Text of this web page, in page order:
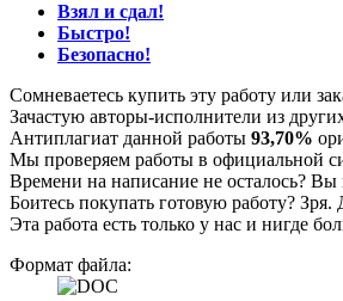
Взял и сдал!
Быстро!
Безопасно!
Сомневаетесь купить эту работу или
Зачастую авторы-исполнители из
Антиплагиат данной работы 93,70%
Мы проверяем работы в официальной
Времени на написание не осталось? Вы
Боитесь покупать готовую работу?
Эта работа есть только у нас и нигде
Формат файла: